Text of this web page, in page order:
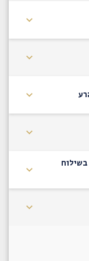
בשילוח